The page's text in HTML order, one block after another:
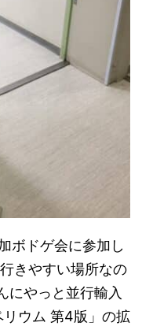
ボドゲ会に参加し
きやすい場所なの
にやっと並行輸入
ウム 第4版」の拡